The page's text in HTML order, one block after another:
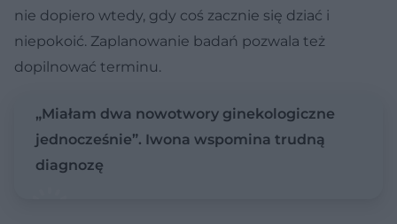
nie dopiero wtedy, gdy coś zacznie się dziać i
niepokoić. Zaplanowanie badań pozwala też
dopilnować terminu.
„Miałam dwa nowotwory ginekologiczne
jednocześnie”. Iwona wspomina trudną
diagnozę